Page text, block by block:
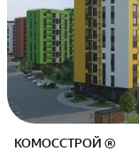
КОМОССТРОЙ ®